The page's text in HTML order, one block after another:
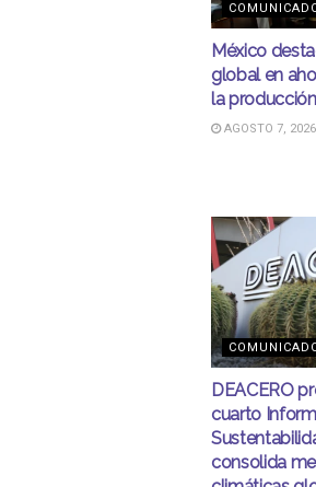
México
global en
la
AGOSTO 7, 2026
DEACERO
cuarto
consolida